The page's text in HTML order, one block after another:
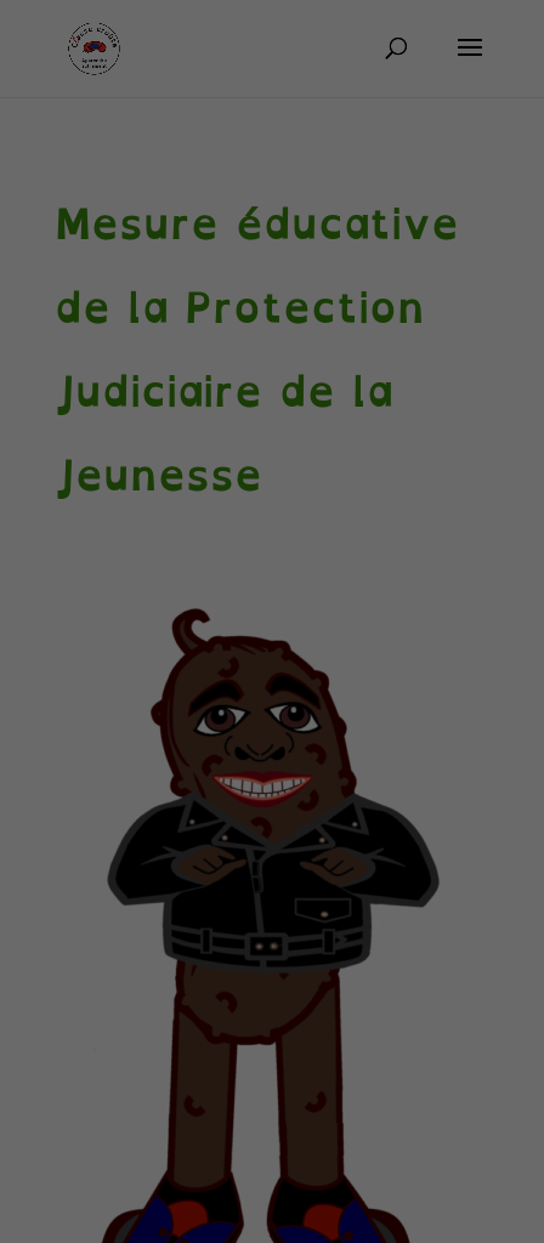
Mesure éducative
de la Protection
Judiciaire de la
Jeunesse